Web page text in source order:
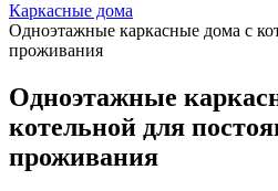
Каркасные дома
Одноэтажные каркасные дома с
проживания
Одноэтажные
котельной для
проживания